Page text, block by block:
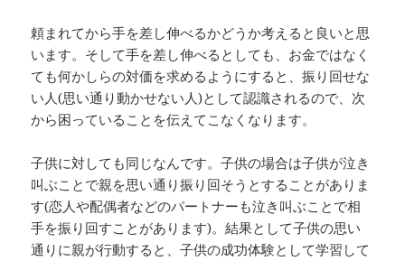
頼まれてから手を差し伸べるかどうか考えると良いと思
います。そして手を差し伸べるとしても、お金ではなく
ても何かしらの対価を求めるようにすると、振り回せな
い人(思い通り動かせない人)として認識されるので、次
から困っていることを伝えてこなくなります。
子供に対しても同じなんです。子供の場合は子供が泣き
叫ぶことで親を思い通り振り回そうとすることがありま
す(恋人や配偶者などのパートナーも泣き叫ぶことで相
手を振り回すことがあります)。結果として子供の思い
通りに親が行動すると、子供の成功体験として学習して